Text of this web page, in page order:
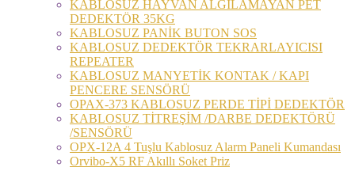
KABLOSUZ HAYVAN ALGILAMAYAN PET
DEDEKTÖR 35KG
KABLOSUZ PANİK BUTON SOS
KABLOSUZ DEDEKTÖR TEKRARLAYICISI
REPEATER
KABLOSUZ MANYETİK KONTAK / KAPI
PENCERE SENSÖRÜ
OPAX-373 KABLOSUZ PERDE TİPİ DEDEKTÖR
KABLOSUZ TİTREŞİM /DARBE DEDEKTÖRÜ
/SENSÖRÜ
OPX-12A 4 Tuşlu Kablosuz Alarm Paneli Kumandası
Orvibo-X5 RF Akıllı Soket Priz